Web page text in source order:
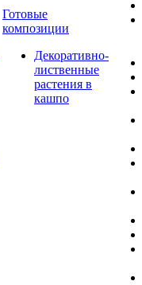
Готовые
композиции
Декоративно-
лиственные
растения в
кашпо